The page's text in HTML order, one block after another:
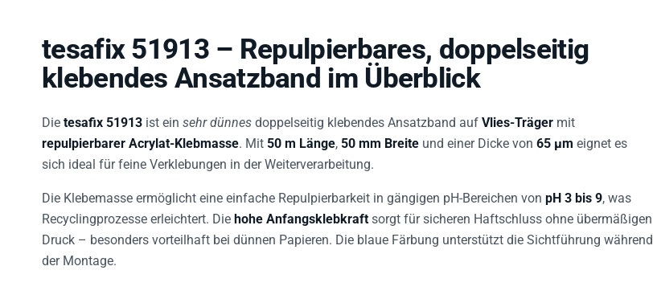
tesafix 51913 – Repulpierbares, doppelseitig
klebendes Ansatzband im Überblick
Die tesafix 51913 ist ein sehr dünnes doppelseitig klebendes Ansatzband auf Vlies-Träger mit
repulpierbarer Acrylat-Klebmasse . Mit 50 m Länge 50 mm Breite und einer Dicke von 65 µm eignet es
sich ideal für feine Verklebungen in der Weiterverarbeitung.
Die Klebemasse ermöglicht eine einfache Repulpierbarkeit in gängigen pH-Bereichen von pH 3 bis 9 , was
Recyclingprozesse erleichtert. Die hohe Anfangsklebkraft sorgt für sicheren Haftschluss ohne übermäßigen
Druck – besonders vorteilhaft bei dünnen Papieren. Die blaue Färbung unterstützt die Sichtführung während
der Montage.